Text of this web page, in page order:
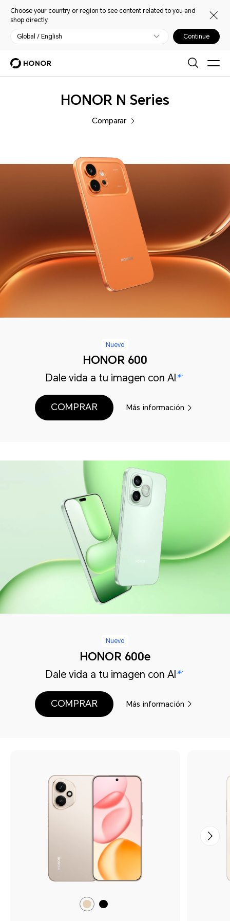
Choose your country or region to see content related to you and
shop directly.
Global / English Continue
CelularesHONOR N Series
Comparar
Nuevo
HONOR 600
Dale vida a tu imagen con AI
COMPRAR Más información
Nuevo
HONOR 600e
Dale vida a tu imagen con AI
COMPRAR Más información
DoradoNegro